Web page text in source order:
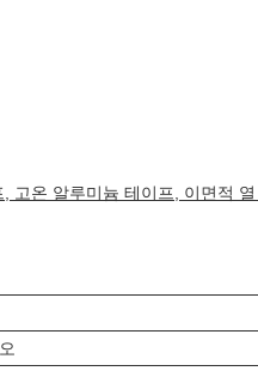
고온 알루미늄 테이프, 이면적